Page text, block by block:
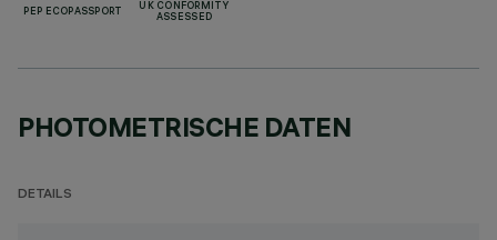
PEP ECOPASSPORT
UK CONFORMITY
ASSESSED
PHOTOMETRISCHE DATEN
DETAILS